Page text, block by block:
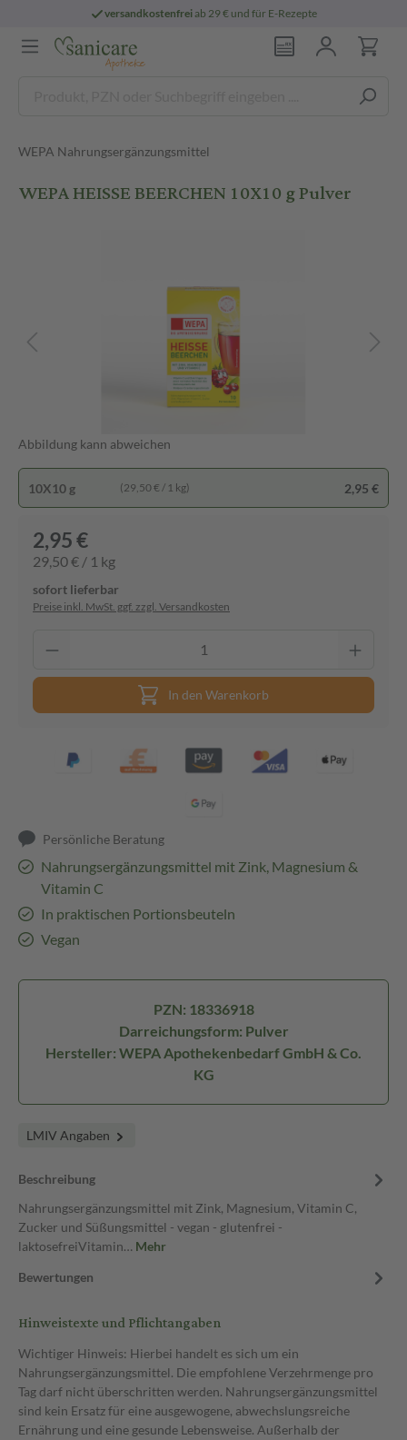
versandkostenfreiab 29 € und für E-Rezepte
WEPA Nahrungsergänzungsmittel
WEPA HEISSE BEERCHEN 10X10 g Pulver
Abbildung kann abweichen
10X10 g (29,50 € / 1 kg) 2,95 €
2,95 €
29,50 € / 1 kg
sofort lieferbar
Preise inkl. MwSt. ggf. zzgl. Versandkosten
In den Warenkorb
Persönliche Beratung
Nahrungsergänzungsmittel mit Zink, Magnesium &
Vitamin C
In praktischen Portionsbeuteln
Vegan
PZN: 18336918
Darreichungsform: Pulver
Hersteller: WEPA Apothekenbedarf GmbH & Co.
KG
LMIV Angaben
Beschreibung
Nahrungsergänzungsmittel mit Zink, Magnesium, Vitamin C,
Zucker und Süßungsmittel - vegan - glutenfrei -
laktosefreiVitamin… Mehr
Bewertungen
Hinweistexte und Pflichtangaben
Wichtiger Hinweis: Hierbei handelt es sich um ein
Nahrungsergänzungsmittel. Die empfohlene Verzehrmenge pro
Tag darf nicht überschritten werden. Nahrungsergänzungsmittel
sind kein Ersatz für eine ausgewogene, abwechslungsreiche
Ernährung und eine gesunde Lebensweise. Außerhalb der